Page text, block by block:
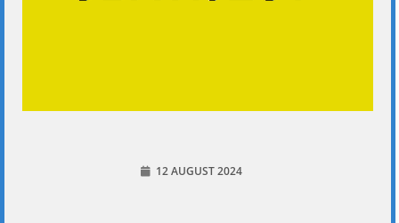
12 AUGUST 2024